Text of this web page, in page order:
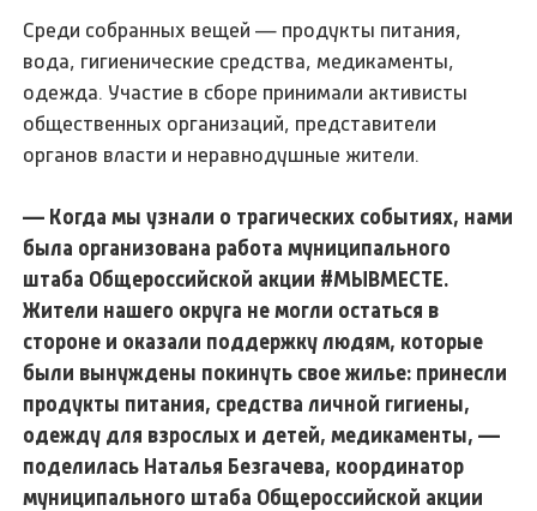
Среди собранных вещей — продукты питания,
вода, гигиенические средства, медикаменты,
одежда. Участие в сборе принимали активисты
общественных организаций, представители
органов власти и неравнодушные жители.
— Когда мы узнали о трагических событиях, нами
была организована работа муниципального
штаба Общероссийской акции #МЫВМЕСТЕ.
Жители нашего округа не могли остаться в
стороне и оказали поддержку людям, которые
были вынуждены покинуть свое жилье: принесли
продукты питания, средства личной гигиены,
одежду для взрослых и детей, медикаменты, —
поделилась Наталья Безгачева, координатор
муниципального штаба Общероссийской акции